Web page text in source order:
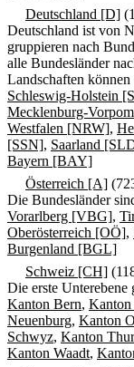
Deutschland [D]
Deutschland ist von
gruppieren nach
alle Bundesländer
Landschaften
Schleswig-Holstein
Mecklenburg-
Westfalen [NRW],
[SSN], Saarland
Bayern [BAY]
Österreich [A]
Die Bundesländer
Vorarlberg [VBG],
Oberösterreich [OÖ],
Burgenland [BGL]
Schweiz [CH]
Die erste
Kanton Bern, Kanton
Neuenburg, Kanton
Schwyz, Kanton
Kanton Waadt,